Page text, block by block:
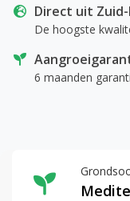
Direct uit
De hoogste
6 maanden